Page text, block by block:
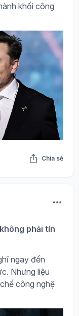
khối công
Chia sẻ
phải tín
ngay đến
Nhưng liệu
công nghệ